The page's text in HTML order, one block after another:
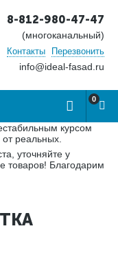
8-812-980-47-47
(многоканальный)
Контакты Перезвонить
info@ideal-fasad.ru
0
курсом
реальных.
уточняйте у
товаров! Благодарим